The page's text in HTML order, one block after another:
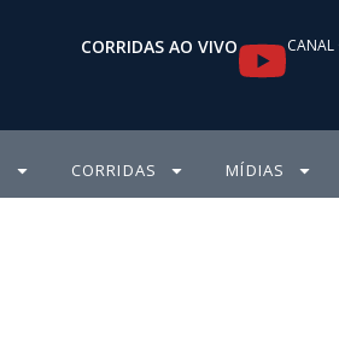
CORRIDAS AO VIVO
Y
u
t
CANAL
CORRIDAS MÍDIAS